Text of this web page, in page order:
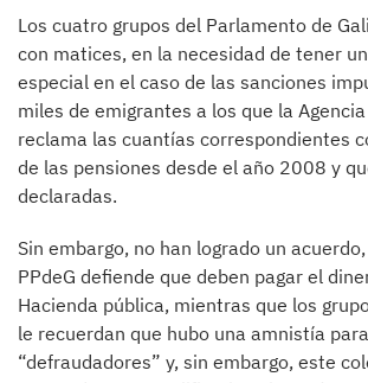
Los cuatro grupos del Parlamento de
con matices, en la necesidad de tener
especial en el caso de las sanciones
miles de emigrantes a los que la
reclama las cuantías correspondientes
de las pensiones desde el año 2008 y
declaradas.
Sin embargo, no han logrado un
PPdeG defiende que deben pagar el
Hacienda pública, mientras que los
le recuerdan que hubo una amnistía
“defraudadores” y, sin embargo, este